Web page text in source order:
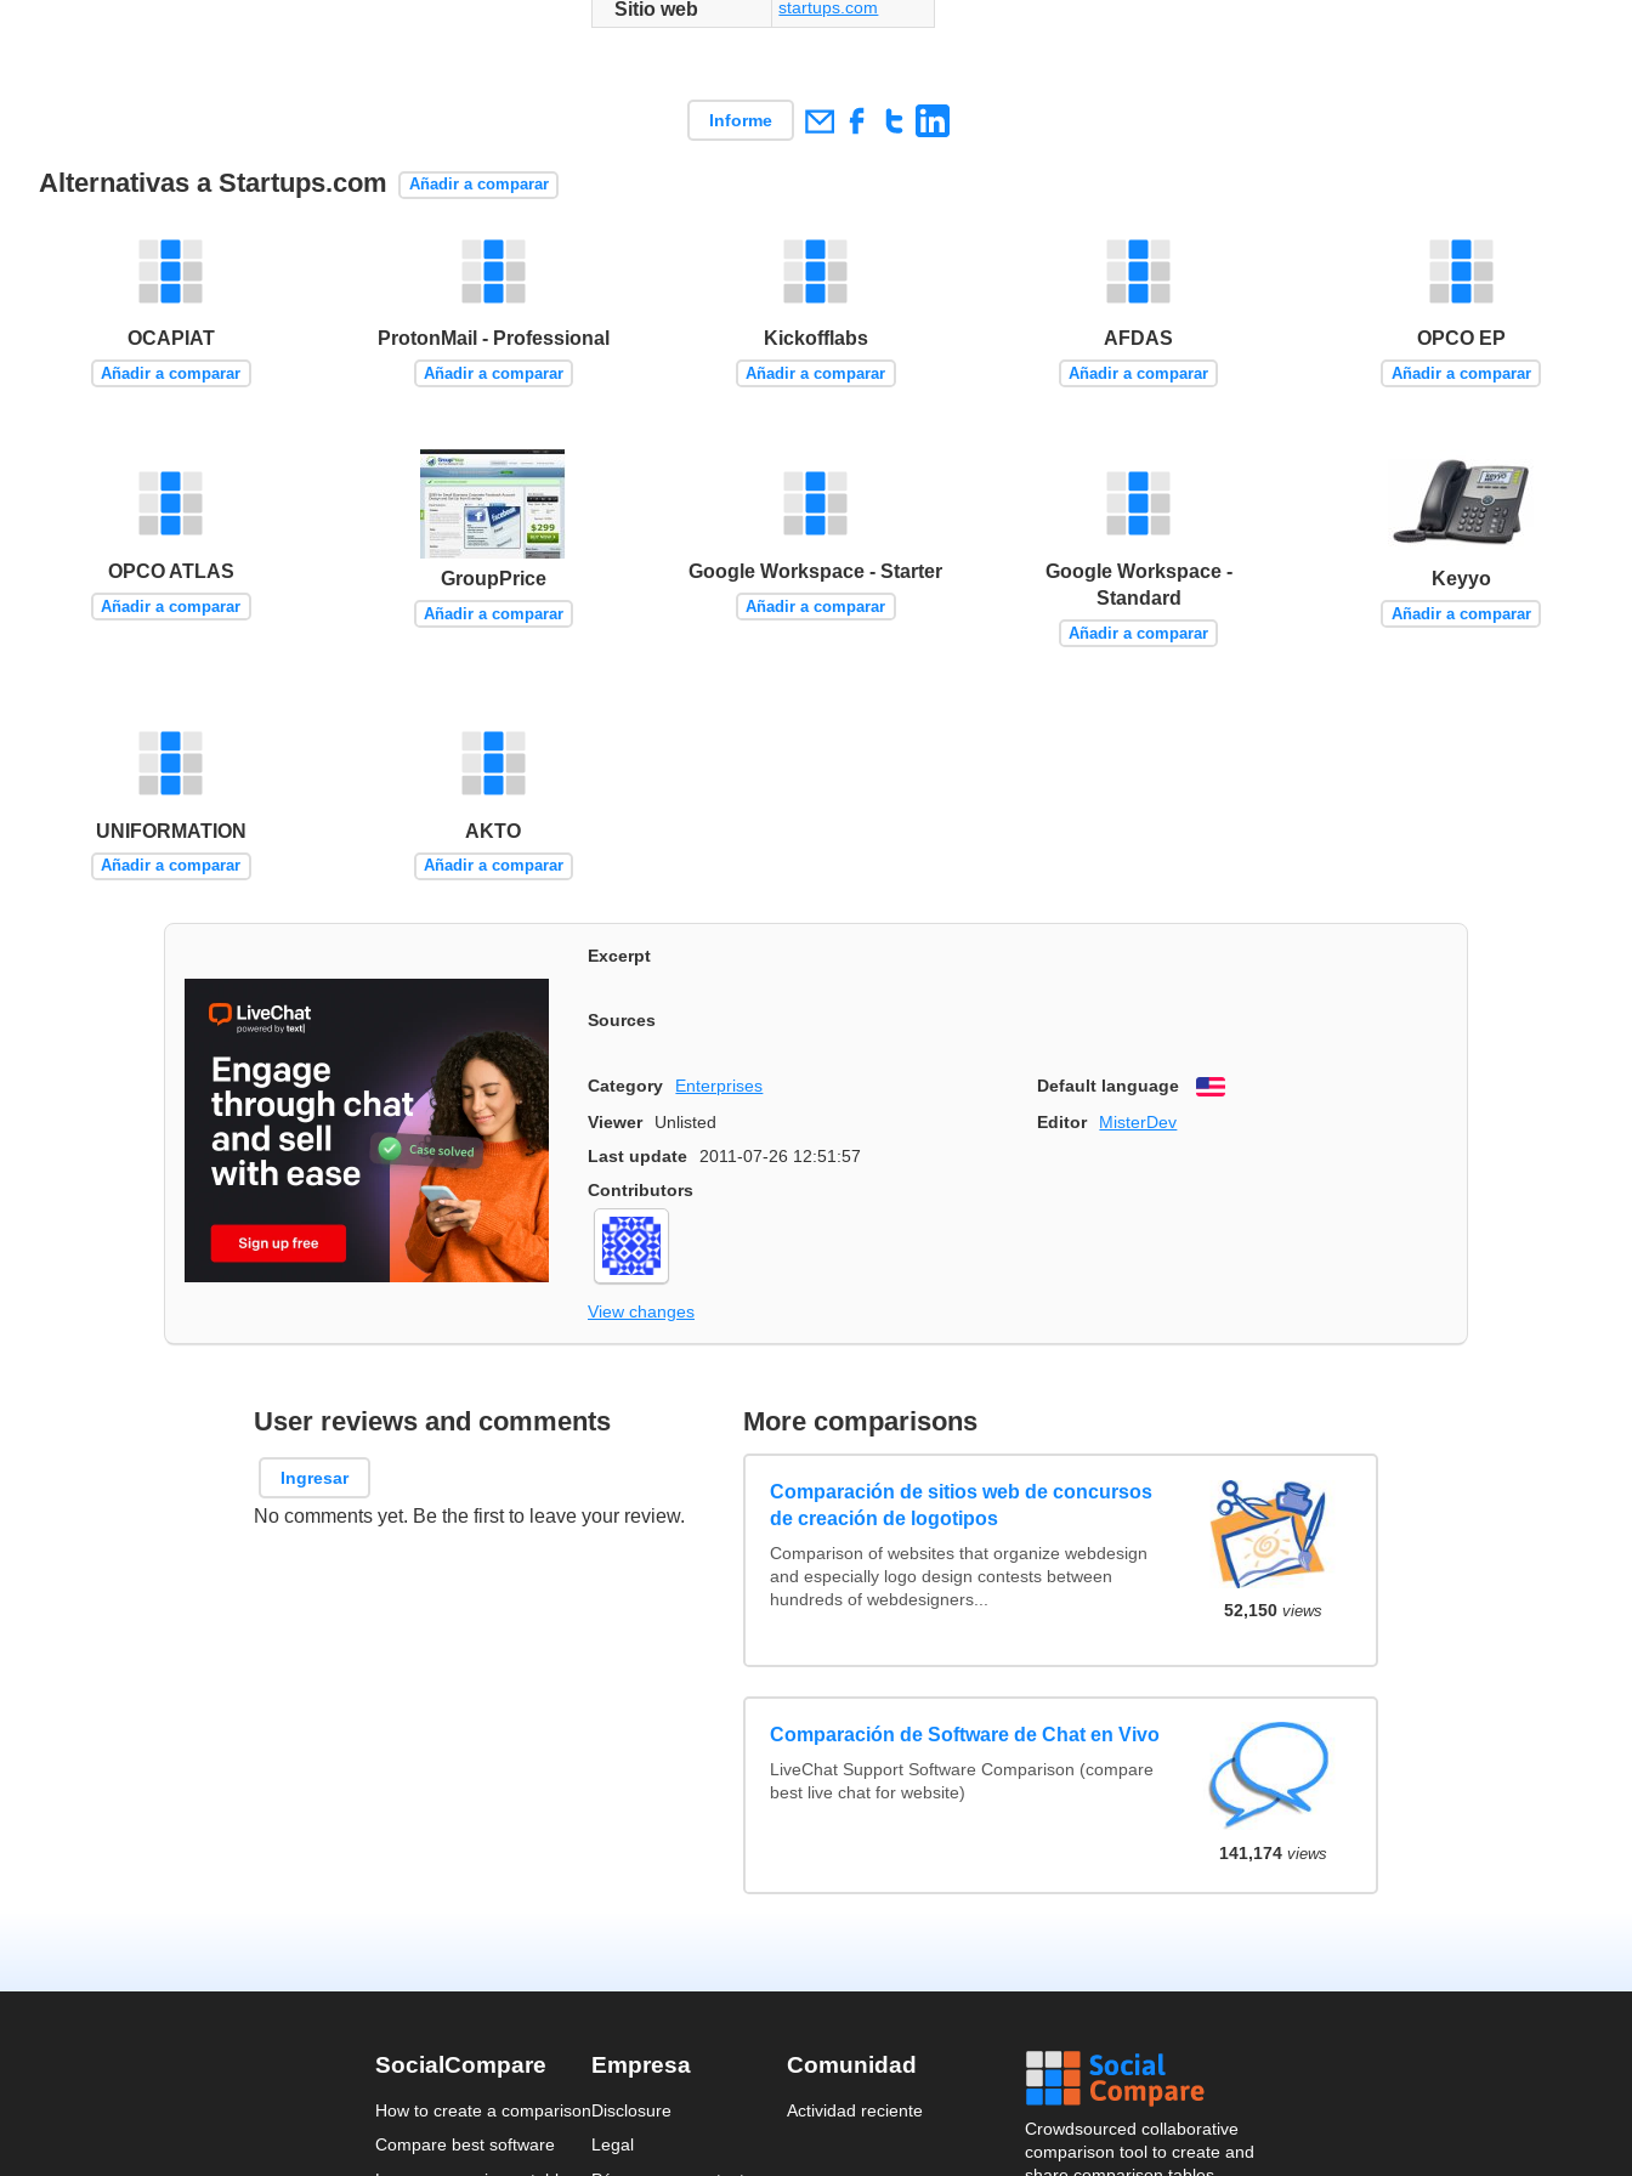
Sitio web startups.com
Informe
Alternativas a Startups.com Añadir a comparar
OCAPIAT
Añadir a comparar
ProtonMail - Professional
Añadir a comparar
Kickofflabs
Añadir a comparar
AFDAS
Añadir a comparar
OPCO EP
Añadir a comparar
OPCO ATLAS
Añadir a comparar
GroupPrice
Añadir a comparar
Google Workspace - Starter
Añadir a comparar
Google Workspace -
Standard
Añadir a comparar
Keyyo
Añadir a comparar
UNIFORMATION
Añadir a comparar
AKTO
Añadir a comparar
Excerpt
Sources
Category Enterprises Default language
English
Viewer
Unlisted Editor
MisterDev
Last update
2011-07-26 12:51:57
Contributors
View changes
User reviews and comments
Ingresar
No comments yet. Be the first to leave your review.
More comparisons
Comparación de sitios web de concursos
de creación de logotipos
Comparison of websites that organize webdesign
and especially logo design contests between
hundreds of webdesigners...
52,150 views
Comparación de Software de Chat en Vivo
LiveChat Support Software Comparison (compare
best live chat for website)
141,174 views
SocialCompare
How to create a comparison
Compare best software
Empresa
Disclosure
Legal
Comunidad
Actividad reciente
Crowdsourced collaborative
comparison tool to create and